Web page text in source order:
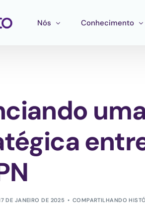
Nós
Conselho Consultivo
Conhecimento
Mapeamento de
DE JANEIRO DE 2025 COMPARTILHANDO